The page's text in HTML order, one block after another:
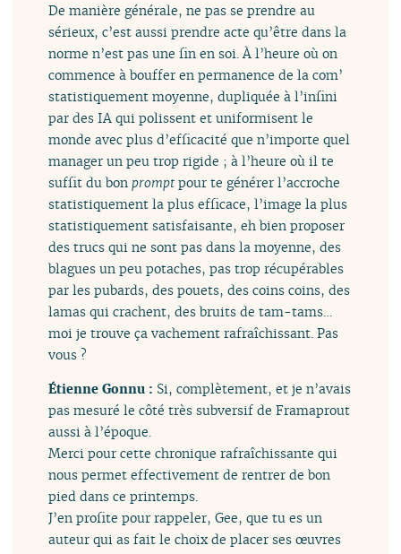
De manière générale, ne pas se prendre au
sérieux, c’est aussi prendre acte qu’être dans la
norme n’est pas une fin en soi. À l’heure où on
commence à bouffer en permanence de la com’
statistiquement moyenne, dupliquée à l’infini
par des IA qui polissent et uniformisent le
monde avec plus d’efficacité que n’importe quel
manager un peu trop rigide ; à l’heure où il te
suffit du bon prompt pour te générer l’accroche
statistiquement la plus efficace, l’image la plus
statistiquement satisfaisante, eh bien proposer
des trucs qui ne sont pas dans la moyenne, des
blagues un peu potaches, pas trop récupérables
par les pubards, des pouets, des coins coins, des
lamas qui crachent, des bruits de tam-tams…
moi je trouve ça vachement rafraîchissant. Pas
vous ?
Étienne Gonnu : Si, complètement, et je n’avais
pas mesuré le côté très subversif de Framaprout
aussi à l’époque.
Merci pour cette chronique rafraîchissante qui
nous permet effectivement de rentrer de bon
pied dans ce printemps.
J’en profite pour rappeler, Gee, que tu es un
auteur qui as fait le choix de placer ses œuvres